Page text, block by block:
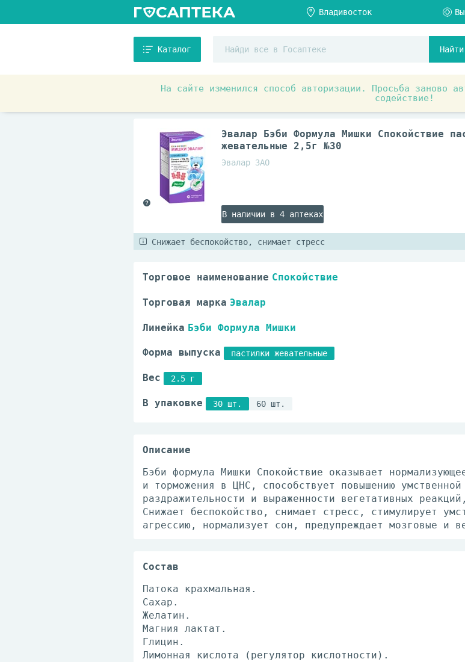
Каталог
Найти
На сайте изменился способ авторизации. Просьба заново
содействие!
Витамины для детей
Эвалар Бэби Формула Мишки Спокойствие
жевательные 2,5г №30
Эвалар ЗАО
В наличии в 4 аптеках
Снижает беспокойство, снимает стресс
Торговое наименование Спокойствие
Торговая марка Эвалар
Линейка Бэби Формула Мишки
Форма выпуска пастилки жевательные
Вес 2.5 г
В упаковке 30 шт. 60 шт.
Описание
Бэби формула Мишки Спокойствие оказывает
и торможения в ЦНС, способствует повышению
раздражительности и выраженности вегетативных
Снижает беспокойство, снимает стресс, стимулирует
агрессию, нормализует сон, предупреждает мозговые и
Состав
Патока крахмальная.
Сахар.
Желатин.
Магния лактат.
Глицин.
Лимонная кислота (регулятор кислотности).